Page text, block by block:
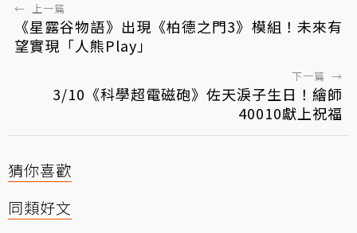
← 上一篇
《星露谷物語》出現《柏德之門3》模組！未來有
望實現「人熊Play」
下一篇 →
3/10《科學超電磁砲》佐天淚子生日！繪師
40010獻上祝福
猜你喜歡
同類好文